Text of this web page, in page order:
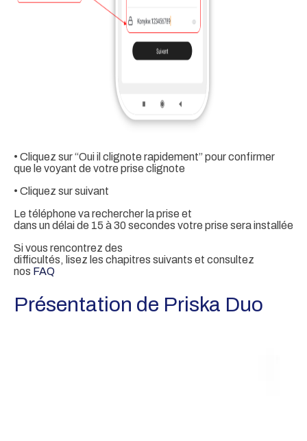
• Cliquez sur “Oui il clignote rapidement” pour confirmer
que le voyant de votre prise clignote
• Cliquez sur suivant
Le téléphone va rechercher la prise et
dans un délai de 15 à 30 secondes votre prise sera installée
Si vous rencontrez des
difficultés, lisez les chapitres suivants et consultez
nos FAQ
Présentation de Priska Duo